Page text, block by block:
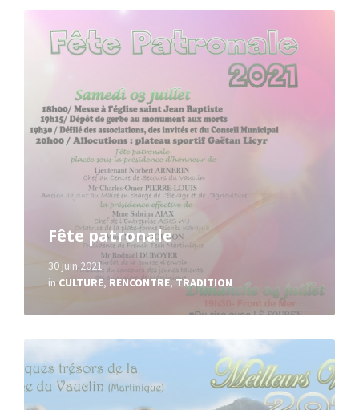
Fête patronale
30 juin 2021
in CULTURE, RENCONTRE, TRADITION
More
More